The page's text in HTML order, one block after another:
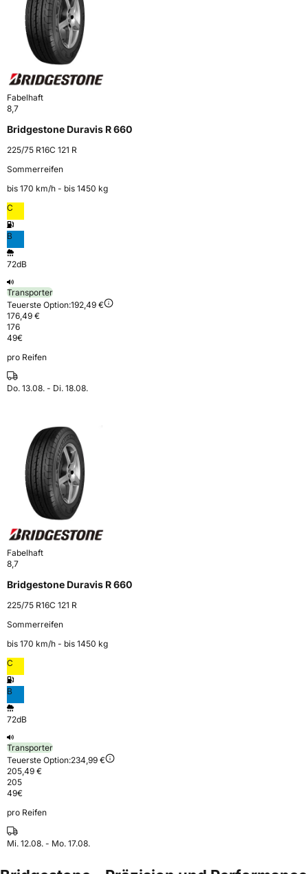
Fabelhaft
8,7
Bridgestone Duravis R 660
225/75 R16C 121 R
Sommerreifen
bis 170 km⁠/⁠h - bis 1450 kg
C
B
72dB
Transporter
Teuerste Option:192,49 €
176,49 €
176
49€
pro Reifen
Do. 13.08. - Di. 18.08.
Fabelhaft
8,7
Bridgestone Duravis R 660
225/75 R16C 121 R
Sommerreifen
bis 170 km⁠/⁠h - bis 1450 kg
C
B
72dB
Transporter
Teuerste Option:234,99 €
205,49 €
205
49€
pro Reifen
Mi. 12.08. - Mo. 17.08.